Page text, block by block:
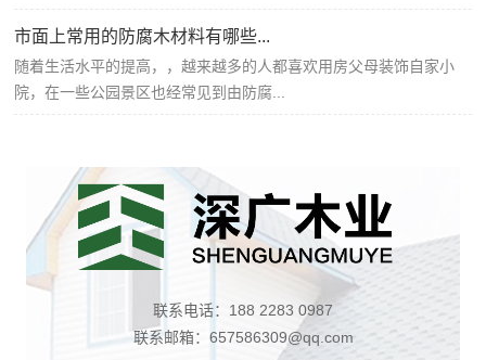
市面上常用的防腐木材料有哪些...
随着生活水平的提高，，越来越多的人都喜欢用房父母装饰自家小
院，在一些公园景区也经常见到由防腐...
联系电话：188 2283 0987
联系邮箱：657586309@qq.com